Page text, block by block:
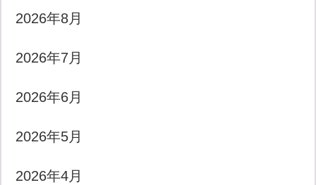
2026年8月
2026年7月
2026年6月
2026年5月
2026年4月